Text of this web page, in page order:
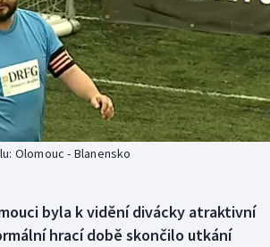
Olomouc - Blanensko
byla k vidění divácky atraktivní
hrací době skončilo utkání